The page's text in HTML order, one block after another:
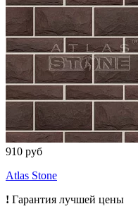
910 руб
Atlas Stone
! Гарантия лучшей цены